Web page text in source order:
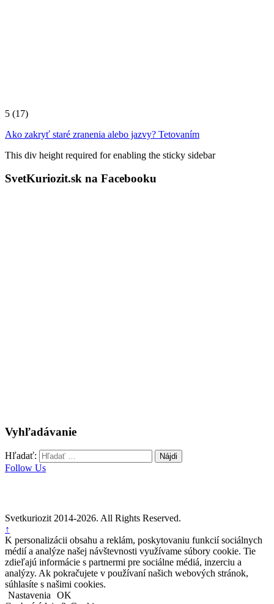
5 (17)
Ako zakryť staré zranenia alebo jazvy? Tetovaním
This div height required for enabling the sticky sidebar
SvetKuriozit.sk na Facebooku
Vyhľadávanie
Hľadať:
Follow Us
Svetkuriozit 2014-2026. All Rights Reserved.
↑
K personalizácii obsahu a reklám, poskytovaniu funkcií sociálnych
médií a analýze našej návštevnosti využívame súbory cookie. Tie
zdieľajú informácie s partnermi pre sociálne médiá, inzerciu a
analýzy. Ak pokračujete v používaní našich webových stránok,
súhlasíte s našimi cookies.
Nastavenia OK